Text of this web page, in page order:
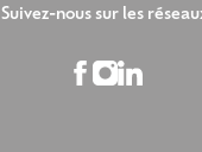
Suivez-nous sur les
Facebook
Instagram
LinkedIn